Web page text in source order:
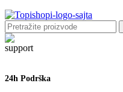
24h Podrška